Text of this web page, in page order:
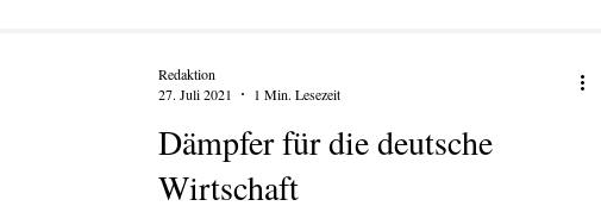
Dämpfer für die deutsche
Wirtschaft
Redaktion
27. Juli 2021
1 Min. Lesezeit